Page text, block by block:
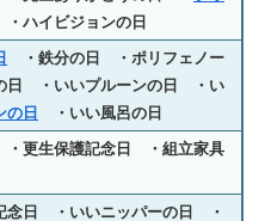
ハイビジョンの日
・鉄分の日 ・ポリフェノー
日 ・いいプルーンの日 ・い
の日
・いい風呂の日
・更生保護記念日 ・組立家具
念日 ・いいニッパーの日 ・